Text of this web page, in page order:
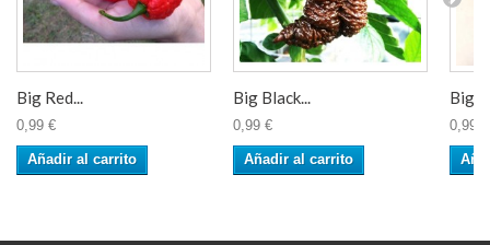
Big Red...
0,99 €
Añadir al carrito
Big Black...
0,99 €
Añadir al carrito
Big
0,99 €